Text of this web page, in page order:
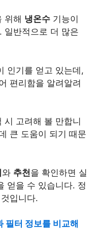
위해 냉온수 기능이
일반적으로 더 많은
인기를 얻고 있는데,
편리함을 알려알려
시 고려해 볼 만합니
큰 도움이 되기 때문
와 추천을 확인하면 실
얻을 수 있습니다. 정
입니다.
필터 정보를 비교해